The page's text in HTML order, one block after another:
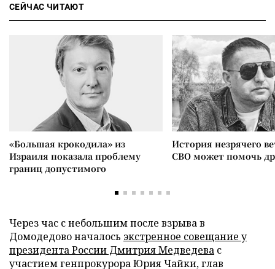
СЕЙЧАС ЧИТАЮТ
«Большая крокодила» из
Израиля показала проблему
границ допустимого
История незрячего
СВО может помочь
Через час с небольшим после взрыва в
Домодедово началось экстренное совещание у
президента России Дмитрия Медведева с
участием генпрокурора Юрия Чайки, глав